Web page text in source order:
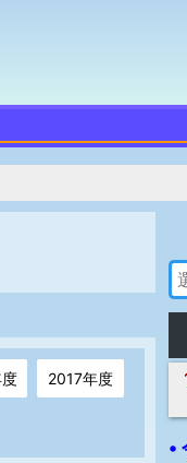
2017年度
•